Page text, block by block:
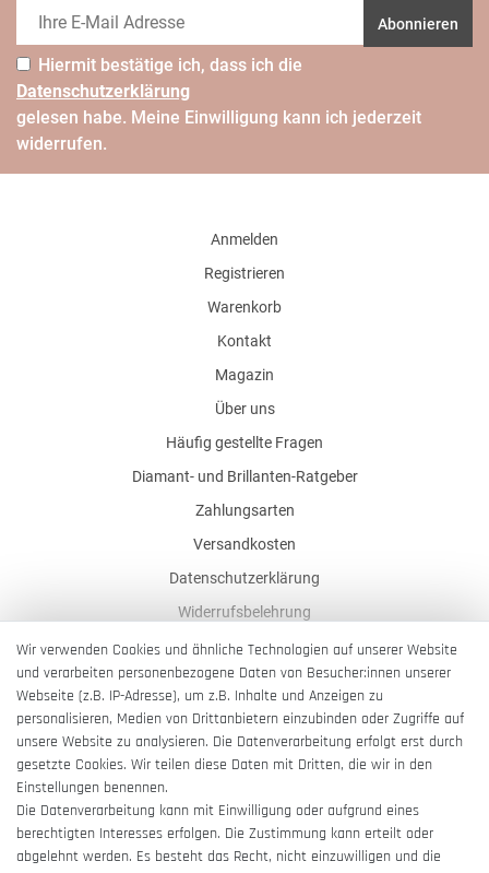
Abonnieren
Hiermit bestätige ich, dass ich die
Daten­schutz­erklärung
gelesen habe. Meine Einwilligung kann ich jederzeit
widerrufen.
Anmelden
Registrieren
Warenkorb
Kontakt
Magazin
Über uns
Häufig gestellte Fragen
Diamant- und Brillanten-Ratgeber
Zahlungsarten
Versandkosten
Datenschutzerklärung
Widerrufsbelehrung
AGB
Impressum
Barrierefreiheitserklärung
Vertrag widerrufen
Wir verwenden Cookies und ähnliche Technologien auf unserer Website
und verarbeiten personenbezogene Daten von Besucher:innen unserer
Webseite (z.B. IP-Adresse), um z.B. Inhalte und Anzeigen zu
personalisieren, Medien von Drittanbietern einzubinden oder Zugriffe auf
unsere Website zu analysieren. Die Datenverarbeitung erfolgt erst durch
gesetzte Cookies. Wir teilen diese Daten mit Dritten, die wir in den
Einstellungen benennen.
Die Datenverarbeitung kann mit Einwilligung oder aufgrund eines
berechtigten Interesses erfolgen. Die Zustimmung kann erteilt oder
abgelehnt werden. Es besteht das Recht, nicht einzuwilligen und die